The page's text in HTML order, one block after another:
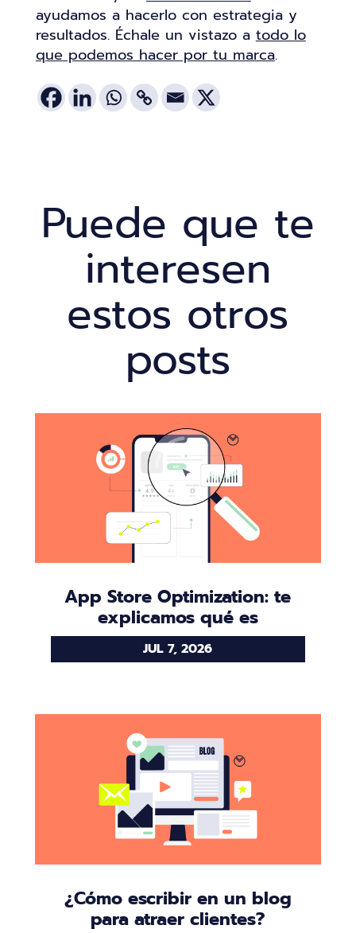
ayudamos a hacerlo con estrategia y
resultados. Échale un vistazo atodo lo
que podemos hacer por tu marca.
Puede que te
interesen
estos otros
posts
App Store Optimization: te
explicamos qué es
JUL 7, 2026
¿Cómo escribir en un blog
para atraer clientes?